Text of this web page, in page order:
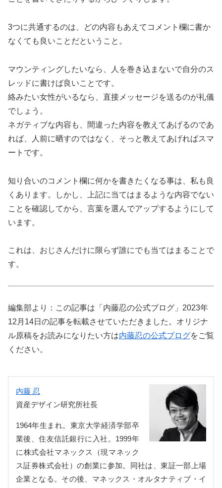
3つに共通するのは、どの内容もあえてコメント欄に書か
なくても良いことだということ。
マウンティングしたいなら、人を巻き込まないで自分のス
レッドに書けば良いことです。
絡みたい女性がいるなら、直接メッセージを送るのが礼儀
でしょう。
ネガティブな内容も、間違った内容を教えてあげるのであ
れば、人前に晒すのではなく、そっと教えてあげればスマ
ートです。
知り合いのコメント欄に何かを書きたくなる事は、私も良
くあります。しかし、上記に当てはまるような内容でない
ことを確認してから、言葉を選んでアップするようにして
います。
これは、おじさんだけに限らず誰にでも当てはまることで
す。
編集部より：この記事は「内藤忍の公式ブログ」2023年
12月14日の記事を転載させていただきました。オリジナ
ル原稿をお読みになりたい方は内藤忍の公式ブログをご覧
ください。
内藤 忍
資産デザイン研究所社長
1964年生まれ。東京大学経済学部卒
業後、住友信託銀行に入社。1999年
に株式会社マネックス（現マネック
ス証券株式会社）の創業に参加。同社は、東証一部上場
企業となる。その後、マネックス・オルタナティブ・イ